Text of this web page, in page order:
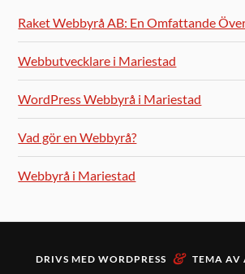
Raket Webbyrå AB: En Omfattande
Webbutvecklare i Mariestad
WordPress Webbyrå i Mariestad
Vad gör en Webbyrå?
Webbyrå i Mariestad
DRIVS MED WORDPRESS & TEMA AV